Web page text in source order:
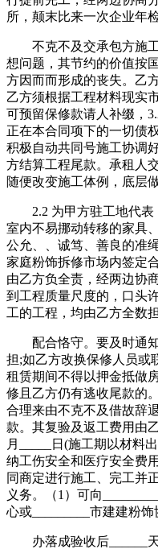
所，颠末比来一次企业年检
不克不及交承包方施工
想问题，其节约的价值按
方因而而形成的丧失。乙
乙方须根据工程材料现实
可预留保修款请人补缀，
正在本合同项下的一切债
积极自动共同号施工协调
方结算工程尾款。承租人
随便改变施工体例，底层
2.2 为甲方驻工地代表
室内不易挪动转移的家具
公允、、诚笃、善良的准
家庭粉饰拆修市场内签定
由乙方负全责，经两边协
到工程质量尺度的，口头
工的工程，均由乙方全数担
配合恪守。要及时通知
担;如乙方改换保修人员或
租赁期间不得以押金抵做
修且乙方仍有逃收尾款的
合理来由不克不及借故辞
款。其复验及返工费用由
月_____日(施工期以材料
纳工伤安全和医疗安全费
同商定进行施工、完工并
义务。（1）可向
心或_________市建建粉
办落成验收后______天